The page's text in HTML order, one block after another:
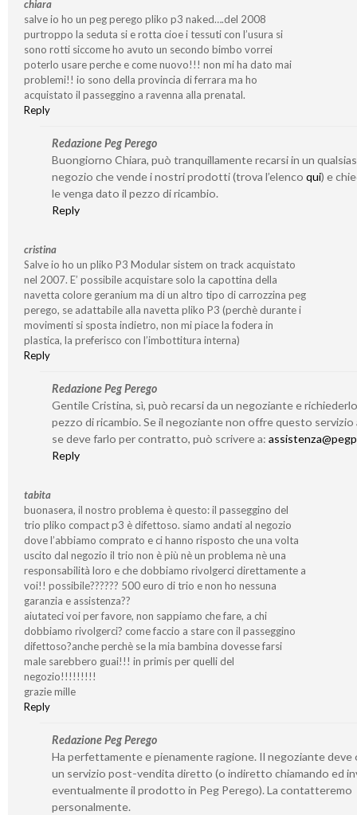
chiara
salve io ho un peg perego pliko p3 naked….del 2008
purtroppo la seduta si e rotta cioe i tessuti con l’usura si
sono rotti siccome ho avuto un secondo bimbo vorrei
poterlo usare perche e come nuovo!!! non mi ha dato mai
problemi!! io sono della provincia di ferrara ma ho
acquistato il passeggino a ravenna alla prenatal.
Reply
Redazione Peg Perego
Buongiorno Chiara, può tranquillamente recarsi in un
negozio che vende i nostri prodotti (trova l’elenco qui) e
le venga dato il pezzo di ricambio.
Reply
cristina
Salve io ho un pliko P3 Modular sistem on track acquistato
nel 2007. E’ possibile acquistare solo la capottina della
navetta colore geranium ma di un altro tipo di carrozzina peg
perego, se adattabile alla navetta pliko P3 (perchè durante i
movimenti si sposta indietro, non mi piace la fodera in
plastica, la preferisco con l’imbottitura interna)
Reply
Redazione Peg Perego
Gentile Cristina, sì, può recarsi da un negoziante e
pezzo di ricambio. Se il negoziante non offre questo servizio
se deve farlo per contratto, può scrivere a:
Reply
tabita
buonasera, il nostro problema è questo: il passeggino del
trio pliko compact p3 è difettoso. siamo andati al negozio
dove l’abbiamo comprato e ci hanno risposto che una volta
uscito dal negozio il trio non è più nè un problema nè una
responsabilità loro e che dobbiamo rivolgerci direttamente a
voi!! possibile?????? 500 euro di trio e non ho nessuna
garanzia e assistenza??
aiutateci voi per favore, non sappiamo che fare, a chi
dobbiamo rivolgerci? come faccio a stare con il passeggino
difettoso?anche perchè se la mia bambina dovesse farsi
male sarebbero guai!!! in primis per quelli del
negozio!!!!!!!!!
grazie mille
Reply
Redazione Peg Perego
Ha perfettamente e pienamente ragione. Il negoziante deve
un servizio post-vendita diretto (o indiretto chiamando ed
eventualmente il prodotto in Peg Perego). La contatteremo
personalmente.